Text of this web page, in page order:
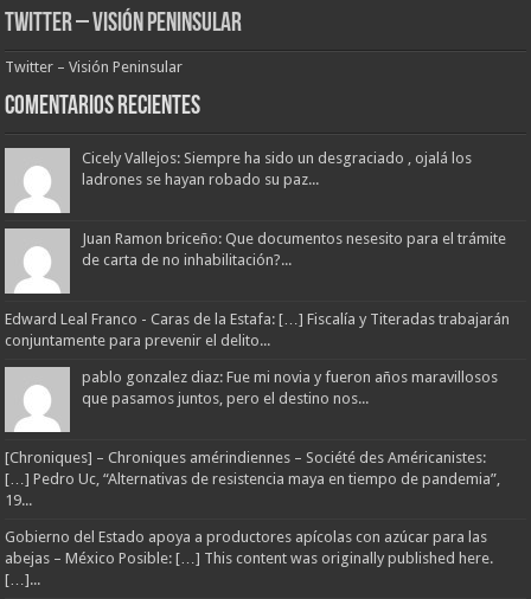
Twitter – Visión Peninsular
Twitter – Visión Peninsular
Comentarios Recientes
Cicely Vallejos: Siempre ha sido un desgraciado , ojalá los
ladrones se hayan robado su paz...
Juan Ramon briceño: Que documentos nesesito para el trámite
de carta de no inhabilitación?...
Edward Leal Franco - Caras de la Estafa: […] Fiscalía y Titeradas trabajarán
conjuntamente para prevenir el delito...
pablo gonzalez diaz: Fue mi novia y fueron años maravillosos
que pasamos juntos, pero el destino nos...
[Chroniques] – Chroniques amérindiennes – Société des Américanistes:
[…] Pedro Uc, “Alternativas de resistencia maya en tiempo de pandemia”,
19...
Gobierno del Estado apoya a productores apícolas con azúcar para las
abejas – México Posible: […] This content was originally published here.
[…]...